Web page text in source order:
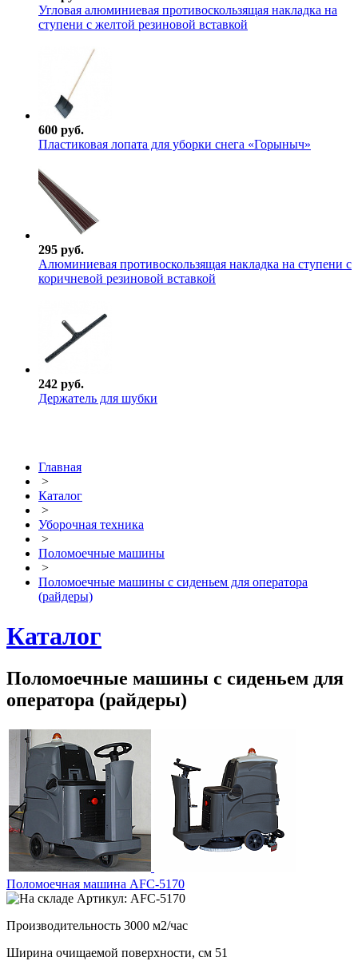
Угловая алюминиевая противоскользящая накладка на
ступени с желтой резиновой вставкой
600 руб.
Пластиковая лопата для уборки снега «Горыныч»
295 руб.
Алюминиевая противоскользящая накладка на ступени с
коричневой резиновой вставкой
242 руб.
Держатель для шубки
Главная
>
Каталог
>
Уборочная техника
>
Поломоечные машины
>
Поломоечные машины с сиденьем для оператора
(райдеры)
Каталог
Поломоечные машины с сиденьем для
оператора (райдеры)
Поломоечная машина AFC-5170
Артикул: AFC-5170
Производительность 3000 м2/час
Ширина очищаемой поверхности, см 51